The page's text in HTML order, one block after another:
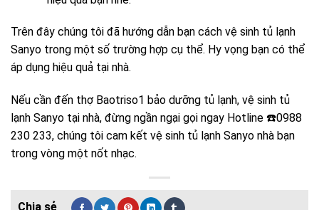
Trên đây chúng tôi đã hướng dẫn bạn cách vệ sinh tủ lạnh
Sanyo trong một số trường hợp cụ thể. Hy vọng bạn có thể
áp dụng hiệu quả tại nhà.
Nếu cần đến thợ Baotriso1 bảo dưỡng tủ lạnh, vệ sinh tủ
lạnh Sanyo tại nhà, đừng ngần ngại gọi ngay Hotline ☎️0988
230 233, chúng tôi cam kết vệ sinh tủ lạnh Sanyo nhà bạn
trong vòng một nốt nhạc.